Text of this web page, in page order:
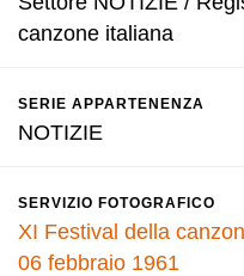
canzone italiana
SERIE APPARTENENZA
NOTIZIE
SERVIZIO FOTOGRAFICO
XI Festival della
06 febbraio 1961